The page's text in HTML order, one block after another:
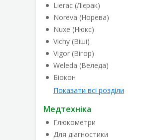
Lierac (Лієрак)
Noreva (Норева)
Nuxe (Нюкс)
Vichy (Віші)
Vigor (Вігор)
Weleda (Веледа)
Біокон
Показати всі розділи
Медтехніка
Глюкометри
Для діагностики